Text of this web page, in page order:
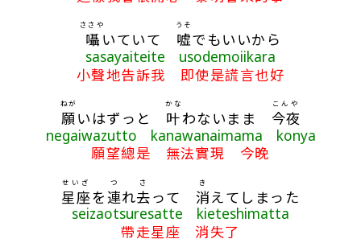
囁
ささや
いていて 嘘
うそ
でもいいから
sasayaiteite usodemoiikara
小聲地告訴我 即使是謊言也好
願
ねが
いはずっと 叶
かな
わないまま 今夜
こんや
negaiwazutto kanawanaimama konya
願望總是 無法實現 今晚
星座
せいざ
を連
つ
れ去
さ
って 消
き
えてしまった
seizaotsuresatte kieteshimatta
帶走星座 消失了